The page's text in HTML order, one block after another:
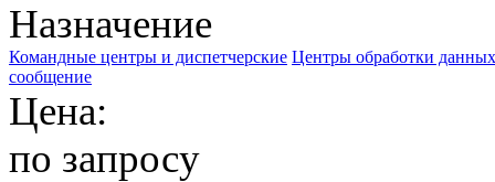
Назначение
Командные центры и диспетчерские Центры обработки
сообщение
Цена:
по запросу